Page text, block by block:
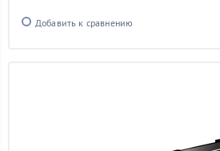
Добавить к сравнению